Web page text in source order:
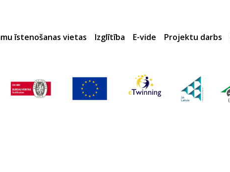
īstenošanas vietas
Izglītība E-vide Projektu darbs